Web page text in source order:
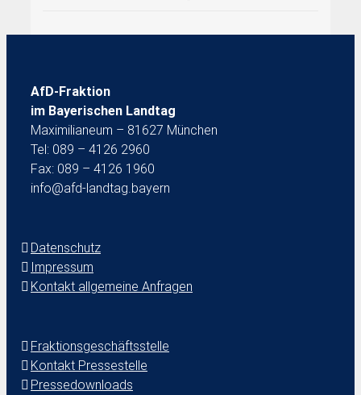
AfD-Fraktion
im Bayerischen Landtag
Maximilianeum – 81627 München
Tel: 089 – 4126 2960
Fax: 089 – 4126 1960
info@afd-landtag.bayern
Datenschutz
Impressum
Kontakt allgemeine Anfragen
Fraktionsgeschäftsstelle
Kontakt Pressestelle
Pressedownloads